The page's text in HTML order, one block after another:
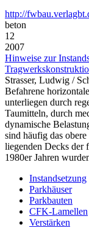
http://
beton
12
2007
Hinweise zur
Strasser, Ludwig /
Befahrene
unterliegen durch
Taumitteln, durch
dynamische
sind häufig das
liegenden Decks der
1980er Jahren
Instandsetzung
Parkhäuser
Parkbauten
CFK-Lamellen
Verstärken